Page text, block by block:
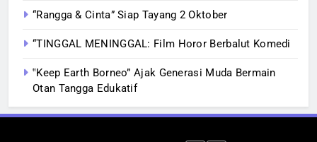
“Rangga & Cinta” Siap Tayang 2 Oktober
“TINGGAL MENINGGAL: Film Horor Berbalut Komedi
‟Keep Earth Borneo” Ajak Generasi Muda Bermain
Otan Tangga Edukatif